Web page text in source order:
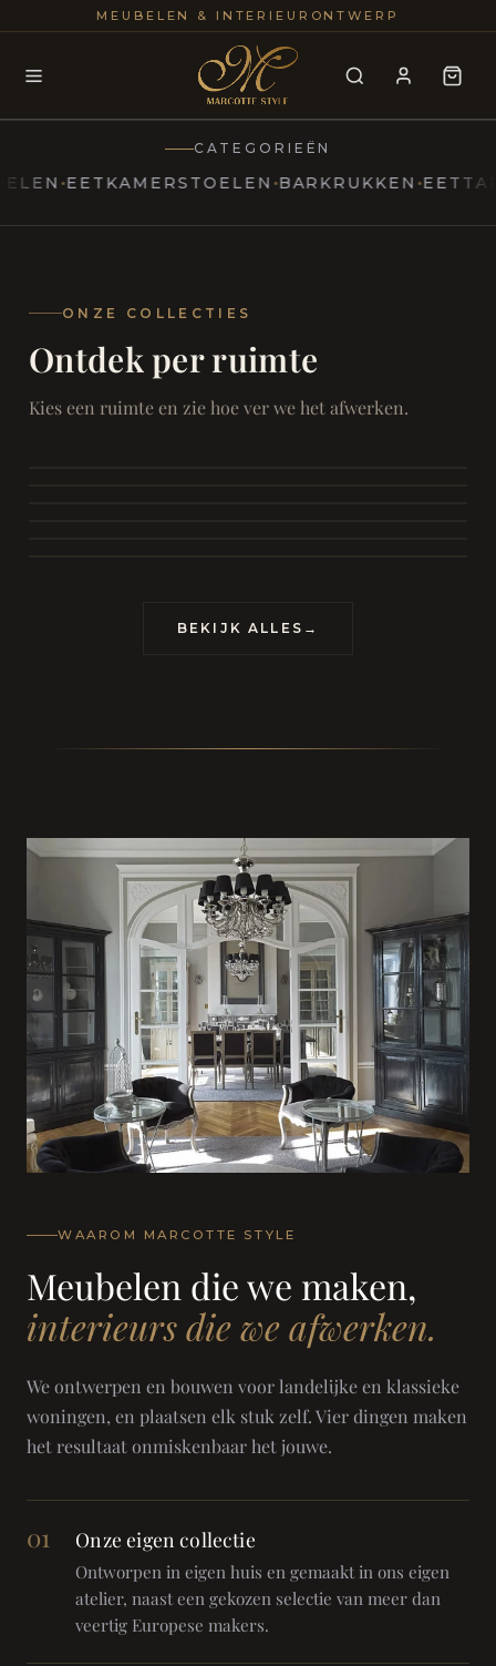
MEUBELEN & INTERIEURONTWERP
Modern
Marcottestyle Living
25+
CATEGORIEËN
EETKAMERSTOELEN BARKRUKKEN EETTAFELS
ONZE COLLECTIES
Ontdek per ruimte
Kies een ruimte en zie hoe ver we het afwerken.
SAMEN ONTSPANNEN
Woonkamer
Eetkamer
RUST EN RETRAITE
BEKIJK ALLES →
WAAROM MARCOTTE STYLE
Meubelen die we maken,
interieurs die we afwerken.
We ontwerpen en bouwen voor landelijke en klassieke
woningen, en plaatsen elk stuk zelf. Vier dingen maken
het resultaat onmiskenbaar het jouwe.
01 Onze eigen collectie
Ontworpen in eigen huis en gemaakt in ons eigen
atelier, naast een gekozen selectie van meer dan
veertig Europese makers.